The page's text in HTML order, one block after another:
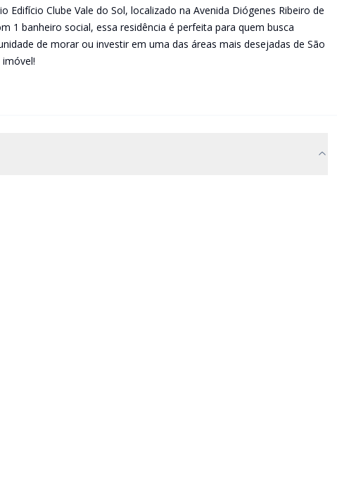
Edifício Clube Vale do Sol, localizado na Avenida Diógenes Ribeiro de
1 banheiro social, essa residência é perfeita para quem busca
de morar ou investir em uma das áreas mais desejadas de São